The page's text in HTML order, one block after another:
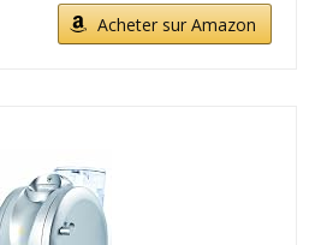
Acheter sur Amazon